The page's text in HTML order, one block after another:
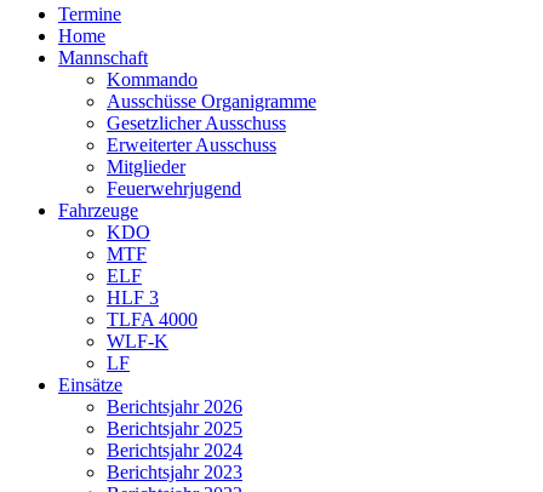
Termine
Home
Mannschaft
Kommando
Ausschüsse Organigramme
Gesetzlicher Ausschuss
Erweiterter Ausschuss
Mitglieder
Feuerwehrjugend
Fahrzeuge
KDO
MTF
ELF
HLF 3
TLFA 4000
WLF-K
LF
Einsätze
Berichtsjahr 2026
Berichtsjahr 2025
Berichtsjahr 2024
Berichtsjahr 2023